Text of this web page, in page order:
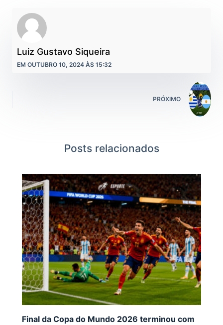
Luiz Gustavo Siqueira
EM OUTUBRO 10, 2024 ÀS 15:32
PRÓXIMO
Posts relacionados
Final da Copa do Mundo 2026 terminou com